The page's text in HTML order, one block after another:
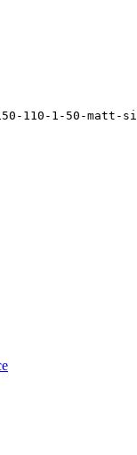
110-1-50-matt-